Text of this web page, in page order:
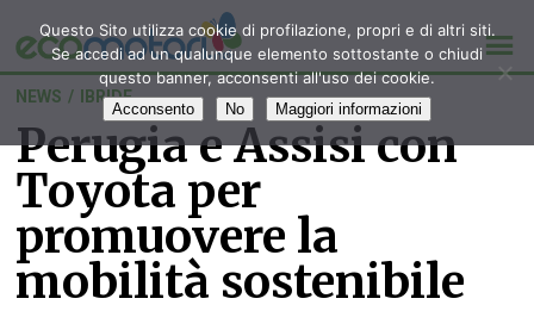
NEWS / IBRIDE
Perugia e Assisi con
Toyota per
promuovere la
mobilità sostenibile
Questo Sito utilizza cookie di profilazione, propri e di altri siti.
Se accedi ad un qualunque elemento sottostante o chiudi
questo banner, acconsenti all'uso dei cookie.
Acconsento No Maggiori informazioni